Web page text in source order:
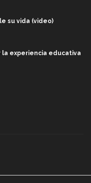
su vida (video)
la experiencia educativa